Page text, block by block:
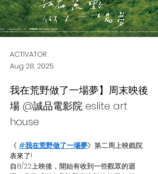
ACTIVATOR
Aug 28, 2025
我在荒野做了一場夢】周末映後
場 @誠品電影院 eslite art
house
《 #我在荒野做了一場夢》第二周上映戲院
表來了!
自8/22上映後，開始有收到一些觀眾的迴